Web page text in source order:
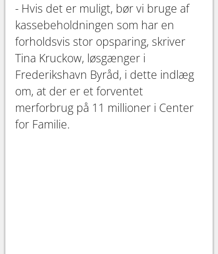
- Hvis det er muligt, bør vi bruge af
kassebeholdningen som har en
forholdsvis stor opsparing, skriver
Tina Kruckow, løsgænger i
Frederikshavn Byråd, i dette indlæg
om, at der er et forventet
merforbrug på 11 millioner i Center
for Familie.